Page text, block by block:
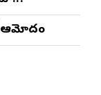
ఆమోదం